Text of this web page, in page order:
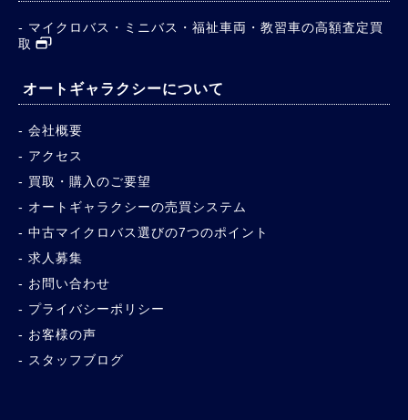
マイクロバス・ミニバス・福祉車両・教習車の高額査定買
取
オートギャラクシーについて
会社概要
アクセス
買取・購入のご要望
オートギャラクシーの売買システム
中古マイクロバス選びの7つのポイント
求人募集
お問い合わせ
プライバシーポリシー
お客様の声
スタッフブログ